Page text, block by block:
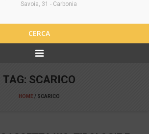
Savoia, 31 - Carbonia
CERCA
TAG: SCARICO
HOME/ SCARICO